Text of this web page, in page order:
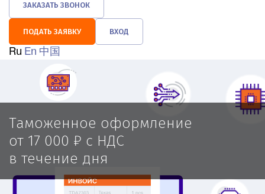
ЗАКАЗАТЬ ЗВОНОК
ПОДАТЬ ЗАЯВКУ ВХОД
Ru En 中国
Таможенное оформление
от 17 000 ₽ с НДС
в течение дня